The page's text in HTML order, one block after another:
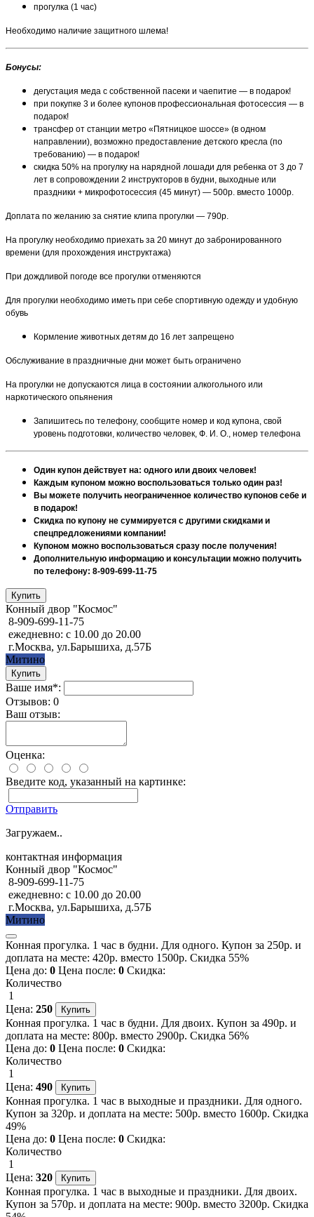
прогулка (1 час)
Необходимо наличие защитного шлема!
Бонусы:
дегустация меда с собственной пасеки и чаепитие — в подарок!
при покупке 3 и более купонов профессиональная фотосессия — в
подарок!
трансфер от станции метро «Пятницкое шоссе» (в одном
направлении), возможно предоставление детского кресла (по
требованию) — в подарок!
скидка 50% на прогулку на нарядной лошади для ребенка от 3 до 7
лет в сопровождении 2 инструкторов в будни, выходные или
праздники + микрофотосессия (45 минут) — 500р. вместо 1000р.
Доплата по желанию за снятие клипа прогулки — 790р.
На прогулку необходимо приехать за 20 минут до забронированного
времени (для прохождения инструктажа)
При дождливой погоде все прогулки отменяются
Для прогулки необходимо иметь при себе спортивную одежду и удобную
обувь
Кормление животных детям до 16 лет запрещено
Обслуживание в праздничные дни может быть ограничено
На прогулки не допускаются лица в состоянии алкогольного или
наркотического опьянения
Запишитесь по телефону, сообщите номер и код купона, свой
уровень подготовки, количество человек, Ф. И. О., номер телефона
Один купон действует на: одного или двоих человек!
Каждым купоном можно воспользоваться только один раз!
Вы можете получить неограниченное количество купонов себе и
в подарок!
Скидка по купону не суммируется с другими скидками и
спецпредложениями компании!
Купоном можно воспользоваться сразу после получения!
Дополнительную информацию и консультации можно получить
по телефону: 8-909-699-11-75
Конный двор "Космос"
8-909-699-11-75
ежедневно: с 10.00 до 20.00
г.Москва, ул.Барышиха, д.57Б
Митино
Ваше имя*:
Отзывов: 0
Ваш отзыв:
Оценка:
Введите код, указанный на картинке:
Отправить
Загружаем..
контактная информация
Конный двор "Космос"
8-909-699-11-75
ежедневно: с 10.00 до 20.00
г.Москва, ул.Барышиха, д.57Б
Митино
Конная прогулка. 1 час в будни. Для одного. Купон за 250р. и
доплата на месте: 420р. вместо 1500р. Скидка 55%
Цена до: 0 Цена после: 0 Скидка:
Количество
1
Цена: 250
Конная прогулка. 1 час в будни. Для двоих. Купон за 490р. и
доплата на месте: 800р. вместо 2900р. Скидка 56%
Цена до: 0 Цена после: 0 Скидка:
Количество
1
Цена: 490
Конная прогулка. 1 час в выходные и праздники. Для одного.
Купон за 320р. и доплата на месте: 500р. вместо 1600р. Скидка
49%
Цена до: 0 Цена после: 0 Скидка:
Количество
1
Цена: 320
Конная прогулка. 1 час в выходные и праздники. Для двоих.
Купон за 570р. и доплата на месте: 900р. вместо 3200р. Скидка